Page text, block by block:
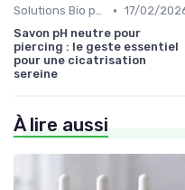
Solutions Bio pour Problèmes de Peau • 17/02/
Savon pH neutre pour
piercing : le geste essentiel
pour une cicatrisation
sereine
À lire aussi